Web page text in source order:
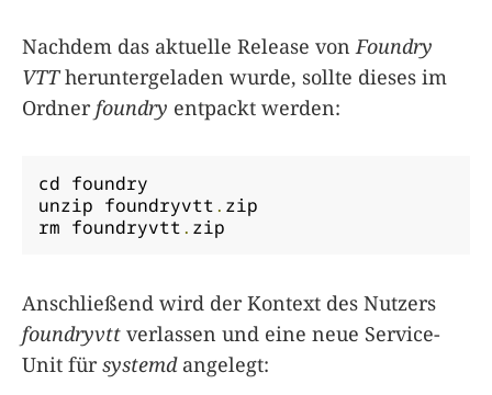
Nachdem das aktuelle Release von Foundry
VTTheruntergeladen wurde, sollte dieses im
Ordner foundry entpackt werden:
cd foundry
unzip foundryvtt. zip
rm foundryvtt. zip
Anschließend wird der Kontext des Nutzers
foundryvtt verlassen und eine neue Service-
Unit fürsystemdangelegt: